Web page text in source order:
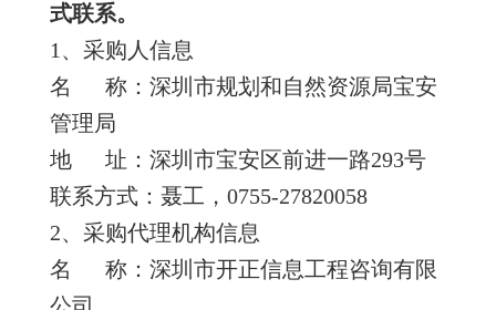
式联系。
1、采购人信息
名 称：深圳市规划和自然资源局宝安
管理局
地 址：深圳市宝安区前进一路293号
联系方式：聂工，0755-27820058
2、采购代理机构信息
名 称：深圳市开正信息工程咨询有限